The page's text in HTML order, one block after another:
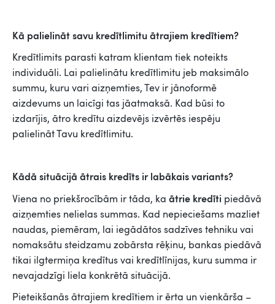
Kā palielināt savu kredītlimitu ātrajiem kredītiem?
Kredītlimits parasti katram klientam tiek noteikts
individuāli. Lai palielinātu kredītlimitu jeb maksimālo
summu, kuru vari aizņemties, Tev ir jānoformē
aizdevums un laicīgi tas jāatmaksā. Kad būsi to
izdarījis, ātro kredītu aizdevējs izvērtēs iespēju
palielināt Tavu kredītlimitu.
Kādā situācijā ātrais kredīts ir labākais variants?
Viena no priekšrocībām ir tāda, ka ātrie kredīti piedāvā
aizņemties nelielas summas. Kad nepieciešams mazliet
naudas, piemēram, lai iegādātos sadzīves tehniku vai
nomaksātu steidzamu zobārsta rēķinu, bankas piedāvā
tikai ilgtermiņa kredītus vai kredītlīnijas, kuru summa ir
nevajadzīgi liela konkrētā situācijā.
Pieteikšanās ātrajiem kredītiem ir ērta un vienkārša –